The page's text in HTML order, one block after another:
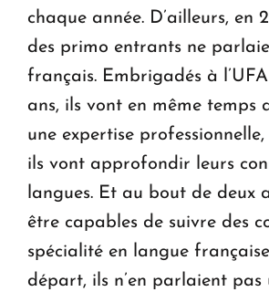
chaque année. D’ailleurs, en
des primo entrants ne
français. Embrigadés à
ans, ils vont en même temps
une expertise
ils vont approfondir leurs
langues. Et au bout de deux
être capables de suivre des
spécialité en langue
départ, ils n’en parlaient pas